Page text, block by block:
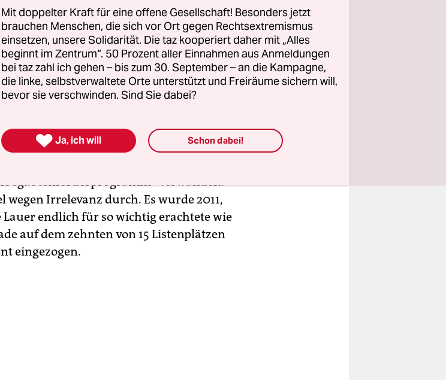
wackeliger Rechtschreibung über
2. Dezember 2006, zweieinhalb Jahre
gerade sein Studium geschmissen
als „Leiter der Presse- und
Literaturmagazins in Berlin.
Eintritt in die Piratenpartei im
Mann ein „Politiker“ geworden. Er hieß
verwandelt.
wegen Irrelevanz durch. Es wurde 2011,
endlich für so wichtig erachtete wie
auf dem zehnten von 15 Listenplätzen
eingezogen.
Mit doppelter Kraft für eine offene Gesellschaft! Besonders jetzt
brauchen Menschen, die sich vor Ort gegen Rechtsextremismus
einsetzen, unsere Solidarität. Die taz kooperiert daher mit „Alles
beginnt im Zentrum“. 50 Prozent aller Einnahmen aus Anmeldungen
bei taz zahl ich gehen – bis zum 30. September – an die Kampagne,
die linke, selbstverwaltete Orte unterstützt und Freiräume sichern will,
bevor sie verschwinden. Sind Sie dabei?
 Ja, ich will Schon dabei!